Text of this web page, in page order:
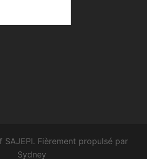
Fièrement propulsé par
Sydney